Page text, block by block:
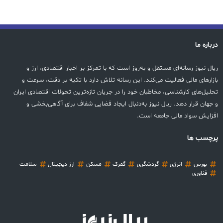
درباره ما
ریال نیوز رسانه‌ای مستقل و به‌روز است که با تمرکز بر اخبار اقتصادی، ارز و
بازارهای مالی فعالیت می‌کند. این رسانه تلاش دارد با تکیه بر دقت، سرعت و
تحلیل‌های کارشناسی، مخاطبان خود را در جریان تازه‌ترین تحولات اقتصادی ایران
و جهان قرار دهد. ریال نیوز به‌دنبال ایجاد فضایی شفاف برای آگاهی‌بخشی و
افزایش سواد مالی جامعه است.
پرچسب ها
بورس انرژی گردشگری گمرک مسکن ارز دیجیتال
سلامت
فناوری